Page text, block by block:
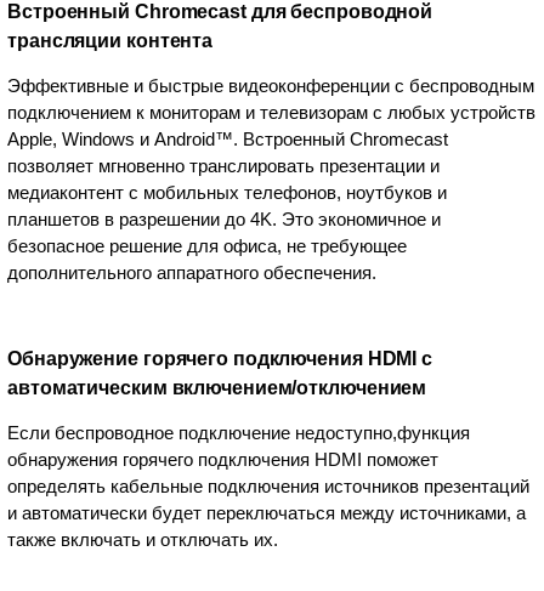
Встроенный Chromecast для беспроводной
трансляции контента
Эффективные и быстрые видеоконференции с беспроводным
подключением к мониторам и телевизорам с любых устройств
Apple, Windows и Android™. Встроенный Chromecast
позволяет мгновенно транслировать презентации и
медиаконтент с мобильных телефонов, ноутбуков и
планшетов в разрешении до 4K. Это экономичное и
безопасное решение для офиса, не требующее
дополнительного аппаратного обеспечения.
Обнаружение горячего подключения HDMI с
автоматическим включением/отключением
Если беспроводное подключение недоступно,функция
обнаружения горячего подключения HDMI поможет
определять кабельные подключения источников презентаций
и автоматически будет переключаться между источниками, а
также включать и отключать их.